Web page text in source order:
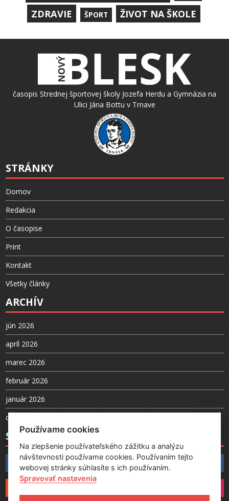
ZDRAVIE ŠPORT ŽIVOT NA ŠKOLE
časopis Strednej športovej školy Jozefa Herdu a Gymnázia na
Ulici Jána Bottu v Trnave
STRÁNKY
Domov
Redakcia
O časopise
Print
Kontakt
Všetky články
ARCHÍV
jún 2026
apríl 2026
marec 2026
február 2026
január 2026
december 2025
SLEDUJTE NÁS
Facebook
Používame cookies
Na zlepšenie používateľského zážitku a analýzu
návštevnosti používame cookies. Používaním tejto
webovej stránky súhlasíte s ich používaním.
Spravovať nastavenia